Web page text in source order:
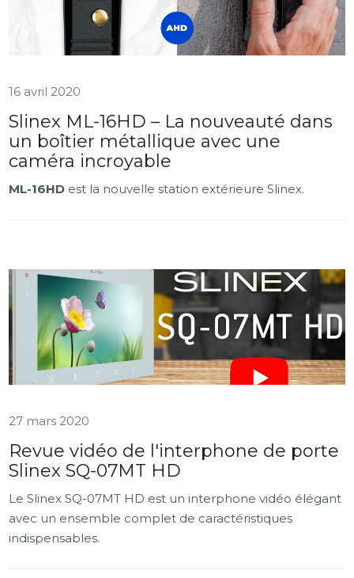
16 avril 2020
Slinex ML-16HD – La nouveauté dans
un boîtier métallique avec une
caméra incroyable
ML-16HD est la nouvelle station extérieure Slinex.
27 mars 2020
Revue vidéo de l'interphone de porte
Slinex SQ-07MT HD
Le Slinex SQ-07MT HD est un interphone vidéo élégant
avec un ensemble complet de caractéristiques
indispensables.